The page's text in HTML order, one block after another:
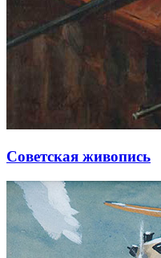
Советская живопись